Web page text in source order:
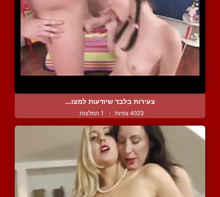
צעירות בלבד שיודעות למצו...
4023 צפיות | 1 המלצות